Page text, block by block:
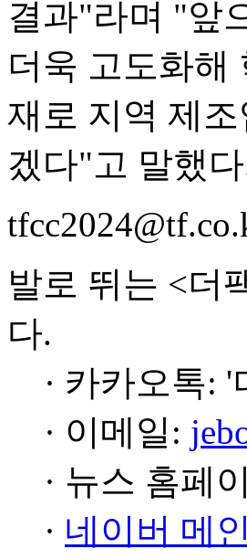
결과"라며 "앞
더욱 고도화해
재로 지역 제
겠다"고 말했
발로 뛰는 <더
다.
· 카카오톡:
· 이메일:
· 뉴스 홈페
· 네이버 메